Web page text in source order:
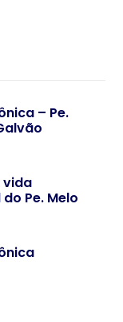
– Pe.
vida
Pe. Melo